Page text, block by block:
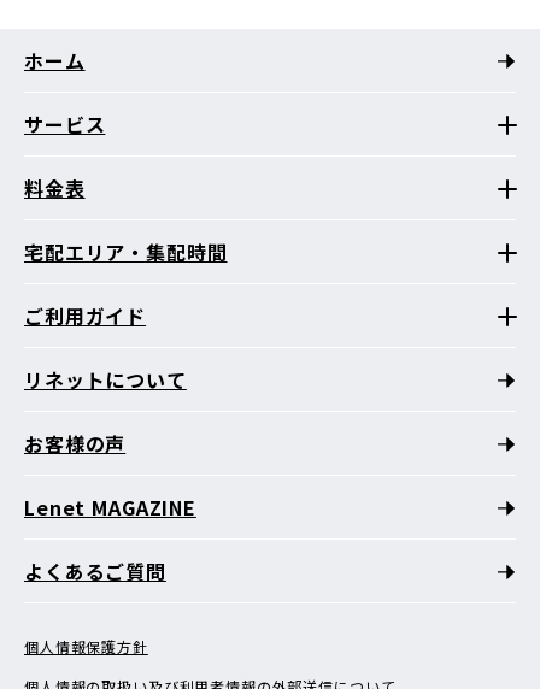
ホーム
サービス
料金表
宅配エリア・集配時間
ご利用ガイド
リネットについて
お客様の声
Lenet MAGAZINE
よくあるご質問
個人情報保護方針